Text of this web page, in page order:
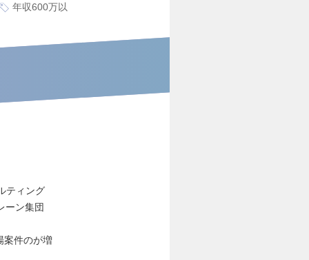
年収600万以
ティング
ーン集団
案件のが増